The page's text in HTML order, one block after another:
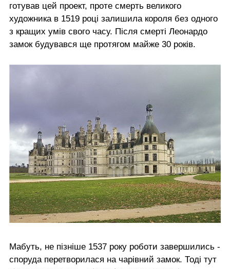
готував цей проект, проте смерть великого
художника в 1519 році залишила короля без одного
з кращих умів свого часу. Після смерті Леонардо
замок будувався ще протягом майже 30 років.
Мабуть, не пізніше 1537 року роботи завершились -
споруда перетворилася на чарівний замок. Тоді тут